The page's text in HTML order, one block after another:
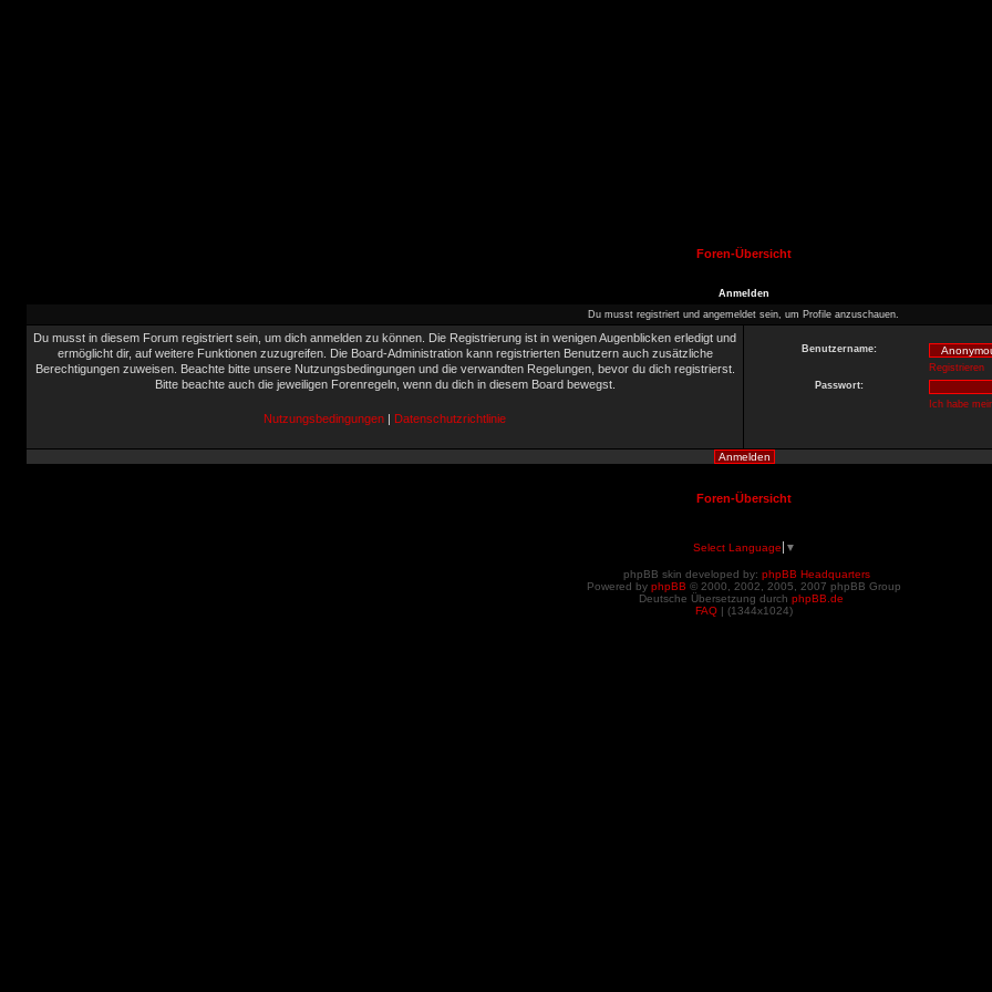
Foren-Übersicht
Anmelden
Du musst registriert und angemeldet sein, um Profile anzuschauen.
Du musst in diesem Forum registriert sein, um dich anmelden zu können. Die Registrierung ist in wenigen Augenblicken erledigt und
ermöglicht dir, auf weitere Funktionen zuzugreifen. Die Board-Administration kann registrierten Benutzern auch zusätzliche
Berechtigungen zuweisen. Beachte bitte unsere Nutzungsbedingungen und die verwandten Regelungen, bevor du dich registrierst.
Bitte beachte auch die jeweiligen Forenregeln, wenn du dich in diesem Board bewegst.
Nutzungsbedingungen | Datenschutzrichtlinie
Benutzername:
Registrieren
Passwort:
Ich habe
Foren-Übersicht
Select Language ▼
phpBB skin developed by: phpBB Headquarters
Powered by phpBB © 2000, 2002, 2005, 2007 phpBB Group
Deutsche Übersetzung durch phpBB.de
FAQ | (1344x1024)